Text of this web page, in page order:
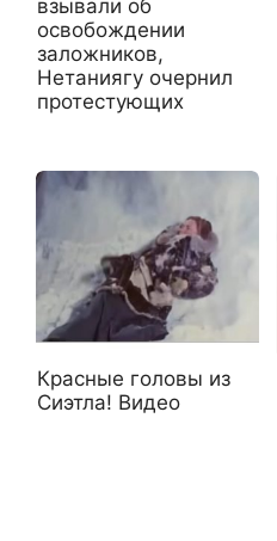
взывали об
освобождении
заложников,
Нетаниягу очернил
протестующих
Красные головы из
Сиэтла! Видео